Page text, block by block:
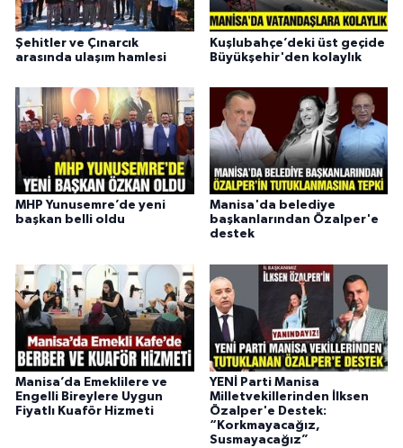
Şehitler ve Çınarcık
arasında ulaşım hamlesi
Kuşlubahçe’deki üst geçide
Büyükşehir'den kolaylık
MHP Yunusemre’de yeni
başkan belli oldu
Manisa'da belediye
başkanlarından Özalper'e
destek
Manisa’da Emeklilere ve
Engelli Bireylere Uygun
Fiyatlı Kuaför Hizmeti
YENİ Parti Manisa
Milletvekillerinden İlksen
Özalper'e Destek:
“Korkmayacağız,
Susmayacağız”